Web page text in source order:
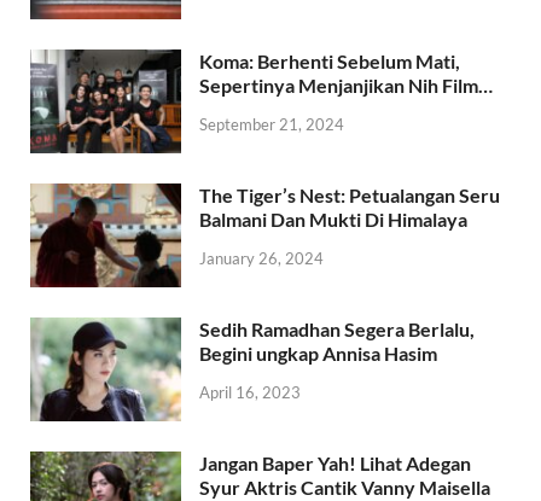
Koma: Berhenti Sebelum Mati,
Sepertinya Menjanjikan Nih Film…
September 21, 2024
The Tiger’s Nest: Petualangan Seru
Balmani Dan Mukti Di Himalaya
January 26, 2024
Sedih Ramadhan Segera Berlalu,
Begini ungkap Annisa Hasim
April 16, 2023
Jangan Baper Yah! Lihat Adegan
Syur Aktris Cantik Vanny Maisella